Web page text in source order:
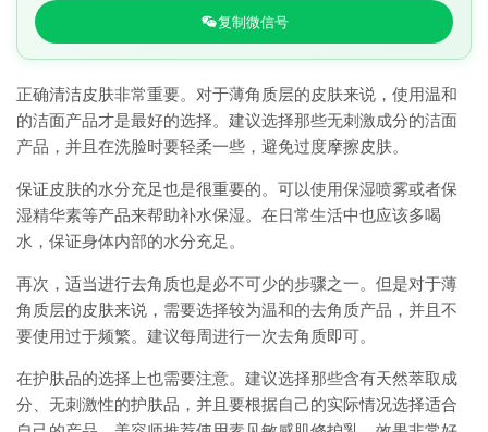
复制微信号
正确清洁皮肤非常重要。对于薄角质层的皮肤来说，使用温和
的洁面产品才是最好的选择。建议选择那些无刺激成分的洁面
产品，并且在洗脸时要轻柔一些，避免过度摩擦皮肤。
保证皮肤的水分充足也是很重要的。可以使用保湿喷雾或者保
湿精华素等产品来帮助补水保湿。在日常生活中也应该多喝
水，保证身体内部的水分充足。
再次，适当进行去角质也是必不可少的步骤之一。但是对于薄
角质层的皮肤来说，需要选择较为温和的去角质产品，并且不
要使用过于频繁。建议每周进行一次去角质即可。
在护肤品的选择上也需要注意。建议选择那些含有天然萃取成
分、无刺激性的护肤品，并且要根据自己的实际情况选择适合